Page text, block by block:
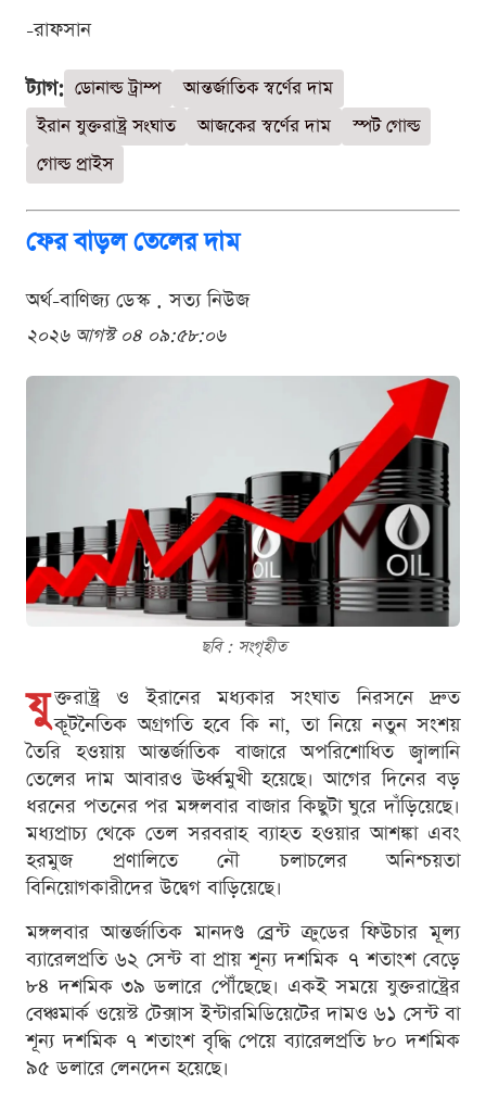
-রাফসান
ট্যাগ: ডোনাল্ড ট্রাম্প
আন্তর্জাতিক স্বর্ণের দাম
ইরান যুক্তরাষ্ট্র সংঘাত
আজকের স্বর্ণের দাম
স্পট গোল্ড
গোল্ড প্রাইস
ফের বাড়ল তেলের দাম
অর্থ-বাণিজ্য ডেস্ক . সত্য নিউজ
২০২৬ আগস্ট ০৪ ০৯:৫৮:০৬
ছবি : সংগৃহীত
যু ক্তরাষ্ট্র ও ইরানের মধ্যকার সংঘাত নিরসনে দ্রুত
কূটনৈতিক অগ্রগতি হবে কি না, তা নিয়ে নতুন সংশয়
তৈরি হওয়ায় আন্তর্জাতিক বাজারে অপরিশোধিত জ্বালানি
তেলের দাম আবারও ঊর্ধ্বমুখী হয়েছে। আগের দিনের বড়
ধরনের পতনের পর মঙ্গলবার বাজার কিছুটা ঘুরে দাঁড়িয়েছে।
মধ্যপ্রাচ্য থেকে তেল সরবরাহ ব্যাহত হওয়ার আশঙ্কা এবং
হরমুজ প্রণালিতে নৌ চলাচলের অনিশ্চয়তা
বিনিয়োগকারীদের উদ্বেগ বাড়িয়েছে।
মঙ্গলবার আন্তর্জাতিক মানদণ্ড ব্রেন্ট ক্রুডের ফিউচার মূল্য
ব্যারেলপ্রতি ৬২ সেন্ট বা প্রায় শূন্য দশমিক ৭ শতাংশ বেড়ে
৮৪ দশমিক ৩৯ ডলারে পৌঁছেছে। একই সময়ে যুক্তরাষ্ট্রের
বেঞ্চমার্ক ওয়েস্ট টেক্সাস ইন্টারমিডিয়েটের দামও ৬১ সেন্ট বা
শূন্য দশমিক ৭ শতাংশ বৃদ্ধি পেয়ে ব্যারেলপ্রতি ৮০ দশমিক
৯৫ ডলারে লেনদেন হয়েছে।